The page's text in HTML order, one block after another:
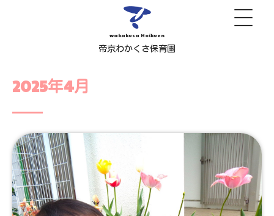
wakakusa Hoikuen
帝京わかくさ保育園
2025年4月